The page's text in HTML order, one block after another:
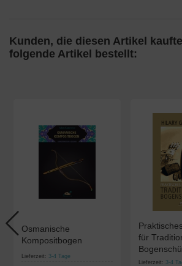
Kunden, die diesen Artikel
folgende Artikel bestellt:
Osmanische
Kompositbogen
Lieferzeit: 3-4 Tage
für
Lieferzeit: 3-4